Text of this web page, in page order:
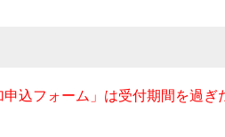
フォーム」は受付期間を過ぎ